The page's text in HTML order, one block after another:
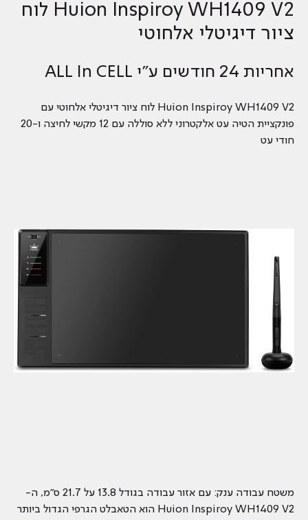
Huion Inspiroy WH1409 V2 לוח
ציור דיגיטלי אלחוטי
אחריות 24 חודשים ע"י ALL In CELL
Huion Inspiroy WH1409 V2 לוח ציור דיגיטלי אלחוטי עם
פונקציית הטיה עט אלקטרוני ללא סוללה עם 12 מקשי לחיצה ו-20
חודי עט
משטח עבודה ענק: עם אזור עבודה בגודל 13.8 על 21.7 ס"מ, ה-
Huion Inspiroy WH1409 V2 הוא הטאבלט הגרפי הגדול ביותר